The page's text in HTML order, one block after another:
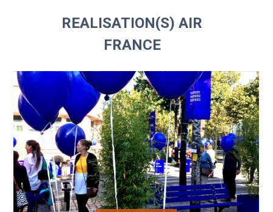
REALISATION(S) AIR
FRANCE